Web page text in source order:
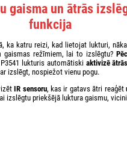
gaisma un ātrās
funkcija
ka katru reizi, kad lietojat lukturi,
gaismas režīmiem, lai to izslēgtu?
lukturis automātiski aktivizē
izslēgt, nospiežot vienu pogu.
IR sensoru, kas ir gatavs ātri reaģēt
izslēgtu priekšējā luktura gaismu,